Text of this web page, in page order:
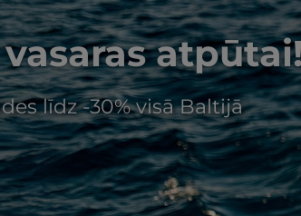
līdz -30% visā Baltijā